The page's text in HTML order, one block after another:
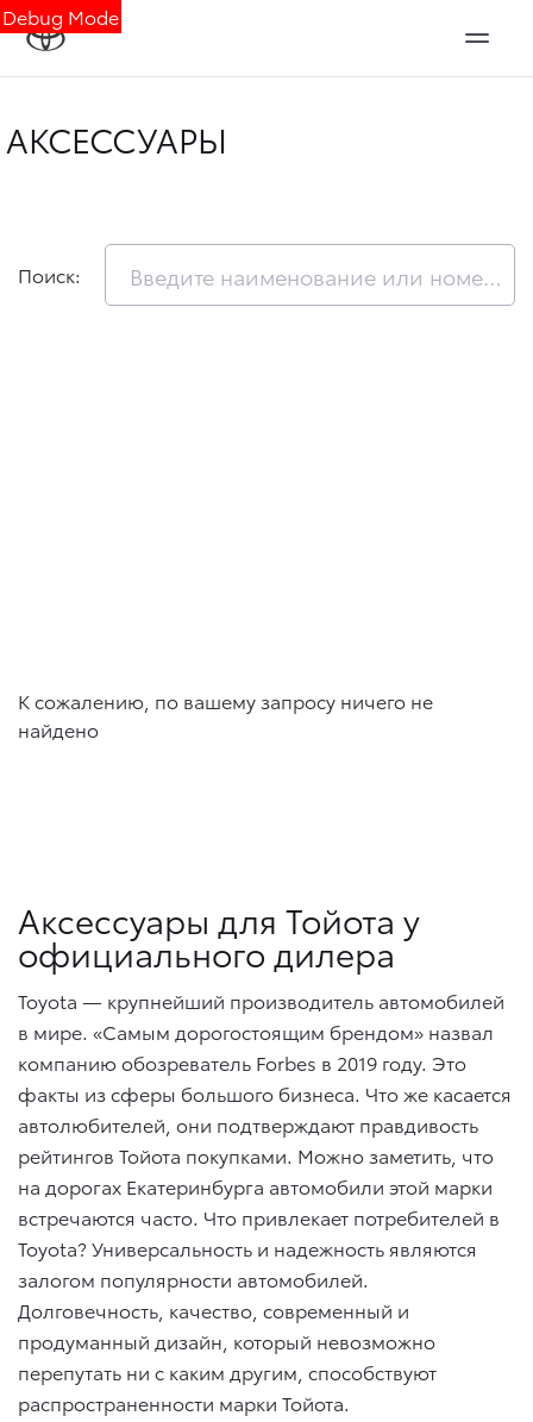
Debug Mode
АКСЕССУАРЫ
Поиск:
К сожалению, по вашему запросу ничего не
найдено
Аксессуары для Тойота у
официального дилера
Toyota — крупнейший производитель автомобилей
в мире. «Самым дорогостоящим брендом» назвал
компанию обозреватель Forbes в 2019 году. Это
факты из сферы большого бизнеса. Что же касается
автолюбителей, они подтверждают правдивость
рейтингов Тойота покупками. Можно заметить, что
на дорогах Екатеринбурга автомобили этой марки
встречаются часто. Что привлекает потребителей в
Toyota? Универсальность и надежность являются
залогом популярности автомобилей.
Долговечность, качество, современный и
продуманный дизайн, который невозможно
перепутать ни с каким другим, способствуют
распространенности марки Тойота.